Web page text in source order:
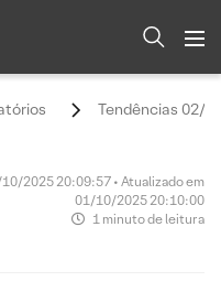
Tendências 02/
2025 20:09:57 • Atualizado em
01/10/2025 20:10:00
1 minuto de leitura